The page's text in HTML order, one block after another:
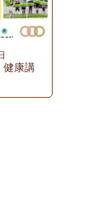
康講
『お
ら始め